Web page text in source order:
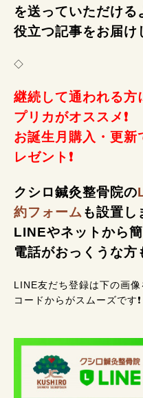
を送っていただける
役立つ記事をお届け
◇
継続して通われる方
プリカがオススメ❗
お誕生月購入・更
レゼント❗
クシロ鍼灸整骨院の
約フォーム も設置し
LINEやネットから
電話がおっくうな
LINE友だち登録は下の画
コードからがスムーズです❗